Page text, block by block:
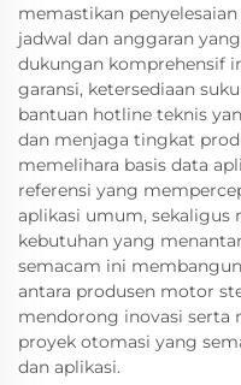
memastikan
jadwal dan anggaran
dukungan komprehensif
garansi, ketersediaan
bantuan hotline teknis
dan menjaga tingkat
memelihara basis data
referensi yang
aplikasi umum, sekaligus
kebutuhan yang
semacam ini
antara produsen motor
mendorong inovasi
proyek otomasi yang
dan aplikasi.